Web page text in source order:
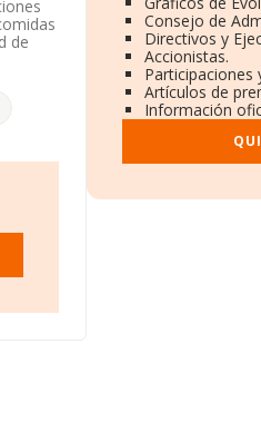
de
la
Consejo de
Directivos y
Accionistas.
Participaciones
Artículos de
Información